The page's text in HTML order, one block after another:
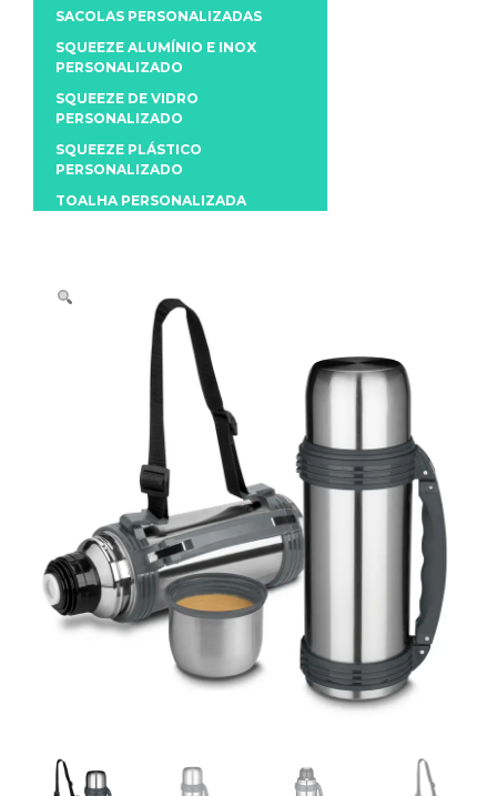
SACOLAS PERSONALIZADAS
SQUEEZE ALUMÍNIO E INOX
PERSONALIZADO
SQUEEZE DE VIDRO
PERSONALIZADO
SQUEEZE PLÁSTICO
PERSONALIZADO
TOALHA PERSONALIZADA